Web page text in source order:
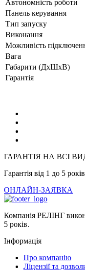
Автономність роботи
Панель керування
Тип запуску
Виконання
Можливість
Вага
Габарити (ДхШхВ)
Гарантія
ГАРАНТІЯ НА ВСІ
Гарантія від 1 до 5
ОНЛАЙН-ЗАЯВКА
Компанія РЕЛІНГ
5 років.
Інформація
Про компанію
Ліцензії та